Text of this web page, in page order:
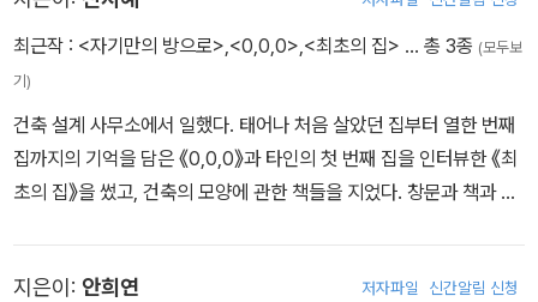
행했으며, 여행과 음식에 관한 여러 권의 에세이를 펴냈다. 완경 이후
몸의 다양한 변화를 관찰하고 건강하게 나이 들기 위하여 여러 가지
최근작 : <자기만의 방으로>,<0,0,0>,<최초의 집> … 총 3종 (모두보
기)
건축 설계 사무소에서 일했다. 태어나 처음 살았던 집부터 열한 번째
집까지의 기억을 담은 《0,0,0》과 타인의 첫 번째 집을 인터뷰한 《최
초의 집》을 썼고, 건축의 모양에 관한 책들을 지었다. 창문과 책과 춤
지은이: 안희연 저자파일 신간알림 신청